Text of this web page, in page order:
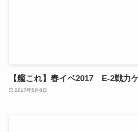
【艦これ】春イベ2017 E-2戦力
2017年5月6日